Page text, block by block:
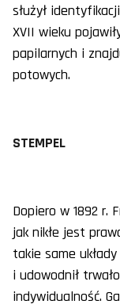
służył
XVII wieku
papilarnych i
potowych.
STEMPEL
Dopiero w 1892 r.
jak nikłe jest
takie same
i udowodnił
indywidualność.